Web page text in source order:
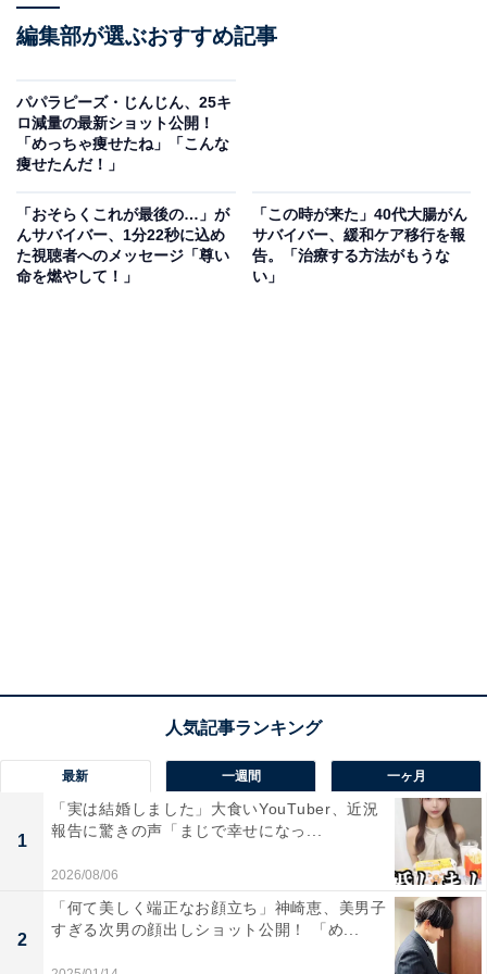
編集部が選ぶおすすめ記事
パパラピーズ・じんじん、25キ
ロ減量の最新ショット公開！
「めっちゃ痩せたね」「こんな
痩せたんだ！」
「おそらくこれが最後の…」が
んサバイバー、1分22秒に込め
た視聴者へのメッセージ「尊い
命を燃やして！」
「この時が来た」40代大腸がん
サバイバー、緩和ケア移行を報
告。「治療する方法がもうな
い」
最新 一週間 一ヶ月
1
「実は結婚しました」大食いYouTuber、近況
報告に驚きの声「まじで幸せになっ...
2026/08/06
2
「何て美しく端正なお顔立ち」神崎恵、美男子
すぎる次男の顔出しショット公開！ 「め...